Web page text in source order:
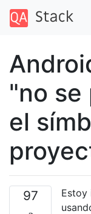
"no se
el
97
Estoy